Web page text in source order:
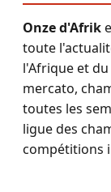
Onze d'Afrik
toute
l'Afrique et
mercato,
toutes les
ligue des
compétitions